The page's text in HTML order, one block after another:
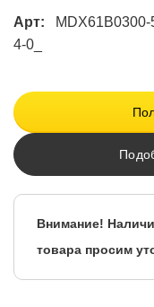
Арт:
MDX61B0300-
4-0_
Внимание!
товара просим